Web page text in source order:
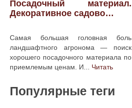
Посадочный материал.
Декоративное садово…
Самая большая головная боль
ландшафтного агронома — поиск
хорошего посадочного материала по
приемлемым ценам. И... Читать
Популярные теги